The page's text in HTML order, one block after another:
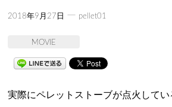
2018年9月27日 ー pellet01
MOVIE
実際にペレットストーブが点火して